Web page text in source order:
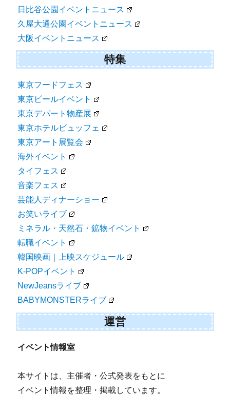
日比谷公園イベントニュース
久屋大通公園イベントニュース
大阪イベントニュース
特集
東京フードフェス
東京ビールイベント
東京デパート物産展
東京ホテルビュッフェ
東京アート展覧会
海外イベント
タイフェス
音楽フェス
芸能人ディナーショー
お笑いライブ
ミネラル・天然石・鉱物イベント
転職イベント
韓国映画｜上映スケジュール
K-POPイベント
NewJeansライブ
BABYMONSTERライブ
運営
イベント情報室
本サイトは、主催者・公式発表をもとに
イベント情報を整理・掲載しています。